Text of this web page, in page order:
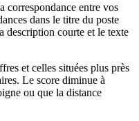
correspondance entre vos
dans le titre du poste
description courte et le texte
et celles situées plus près
Le score diminue à
ou que la distance